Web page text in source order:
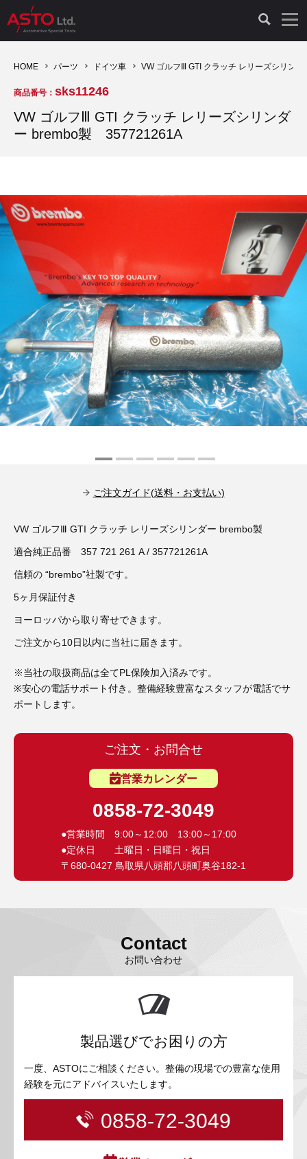
診断機（16）
キープログラマー（4）
ADAS（7）
オプション品（17）
TPMS（4）
その他（9）
診断テスター（10）
キープログラマー（20）
スモークテスター（4）
安定化電源ユニット（8）
バッテリーテスター（4）
古い車両用診断テスター（10）
バイク用診断テスター（7）
その他（20）
HCB TOOLS（45）
AST TOOLS（51）
LASER（39）
ドイツ車（211）
イタリア/フランス車（27）
イギリス車（23）
アメリカ車（15）
スウェーデン車（20）
ホイールロック取り外しツール（6）
3D プリンターペン（8）
オシロスコープ（2）
オシロ関連商品（9）
その他（8）
ドイツ車（427）
イタリア/フランス車（145）
アメリカ車（60）
スウェーデン車（45）
日本車（40）
ロシア（8）
ブレーキキャリパーリペアキット（368）
ライト関連（6）
現品修理（77）
リビルト品（58）
コントロールユニット初期化（3）
イモビライザーOFF（1）
その他（6）
オシロスコープ（10）
アクセサリー（13）
HOME パーツ ドイツ車 VW ゴルフⅢ GTI クラッチ レリーズシリン
商品番号： sks11246
VW ゴルフⅢ GTI クラッチ レリーズシリンダ
ー brembo製 357721261A
ご注文ガイド(送料・お支払い)
VW ゴルフⅢ GTI クラッチ レリーズシリンダー brembo製
適合純正品番 357 721 261 A / 357721261A
信頼の “brembo”社製です。
5ヶ月保証付き
ヨーロッパから取り寄せできます。
ご注文から10日以内に当社に届きます。
※当社の取扱商品は全てPL保険加入済みです。
※安心の電話サポート付き。整備経験豊富なスタッフが電話でサ
ポートします。
ご注文・お問合せ
営業カレンダー
0858-72-3049
●営業時間 9:00～12:00 13:00～17:00
●定休日 土曜日・日曜日・祝日
〒680-0427 鳥取県八頭郡八頭町奥谷182-1
Contact
お問い合わせ
製品選びでお困りの方
一度、ASTOにご相談ください。整備の現場での豊富な使用
経験を元にアドバイスいたします。
0858-72-3049